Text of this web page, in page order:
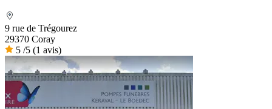
9 rue de Trégourez
29370 Coray
5 /5 (1 avis)